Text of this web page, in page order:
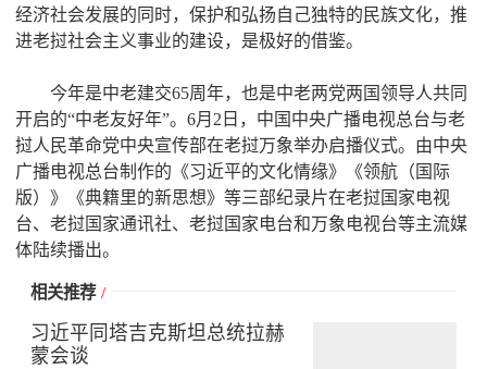
经济社会发展的同时，保护和弘扬自己独特的民族文化，推
进老挝社会主义事业的建设，是极好的借鉴。
今年是中老建交65周年，也是中老两党两国领导人共同
开启的“中老友好年”。6月2日，中国中央广播电视总台与老
挝人民革命党中央宣传部在老挝万象举办启播仪式。由中央
广播电视总台制作的《习近平的文化情缘》《领航（国际
版）》《典籍里的新思想》等三部纪录片在老挝国家电视
台、老挝国家通讯社、老挝国家电台和万象电视台等主流媒
体陆续播出。
相关推荐 /
习近平同塔吉克斯坦总统拉赫
蒙会谈